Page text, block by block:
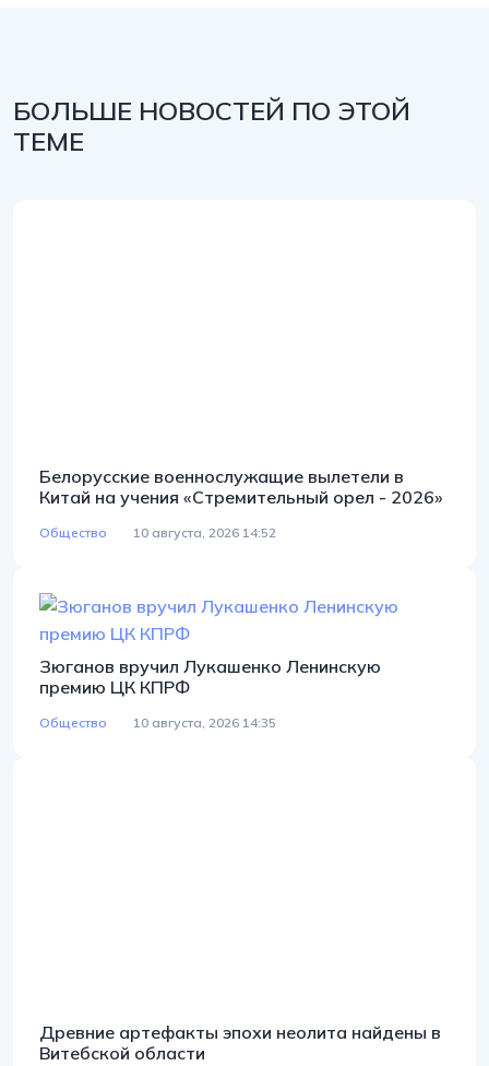
БОЛЬШЕ НОВОСТЕЙ ПО ЭТОЙ
ТЕМЕ
Белорусские военнослужащие вылетели в
Китай на учения «Стремительный орел - 2026»
Общество 10 августа, 2026 14:52
Зюганов вручил Лукашенко Ленинскую
премию ЦК КПРФ
Общество 10 августа, 2026 14:35
Древние артефакты эпохи неолита найдены в
Витебской области